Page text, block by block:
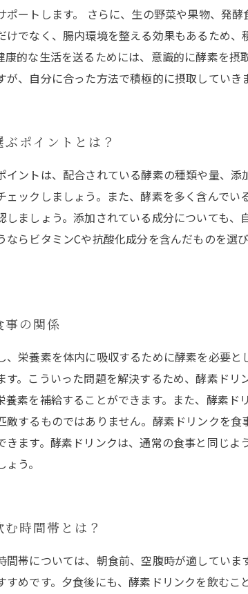
ポートします。 さらに、生の野菜や果物、発
けでなく、腸内環境を整える効果もあるため
康的な生活を送るためには、意識的に酵素を
、自分に合った方法で積極的に摂取していき
ポイントとは？
イントは、配合されている酵素の種類や量、
ェックしましょう。また、酵素を多く含んで
しましょう。添加されている成分についても
ならビタミンCや抗酸化成分を含んだものを
の関係
、栄養素を体内に吸収するために酵素を必要
す。こういった問題を解決するため、酵素ド
養素を補給することができます。また、酵素
敵するものではありません。酵素ドリンクを
きます。酵素ドリンクは、通常の食事と同じ
う。
時間帯とは？
間帯については、朝食前、空腹時が適してい
すめです。夕食後にも、酵素ドリンクを飲む